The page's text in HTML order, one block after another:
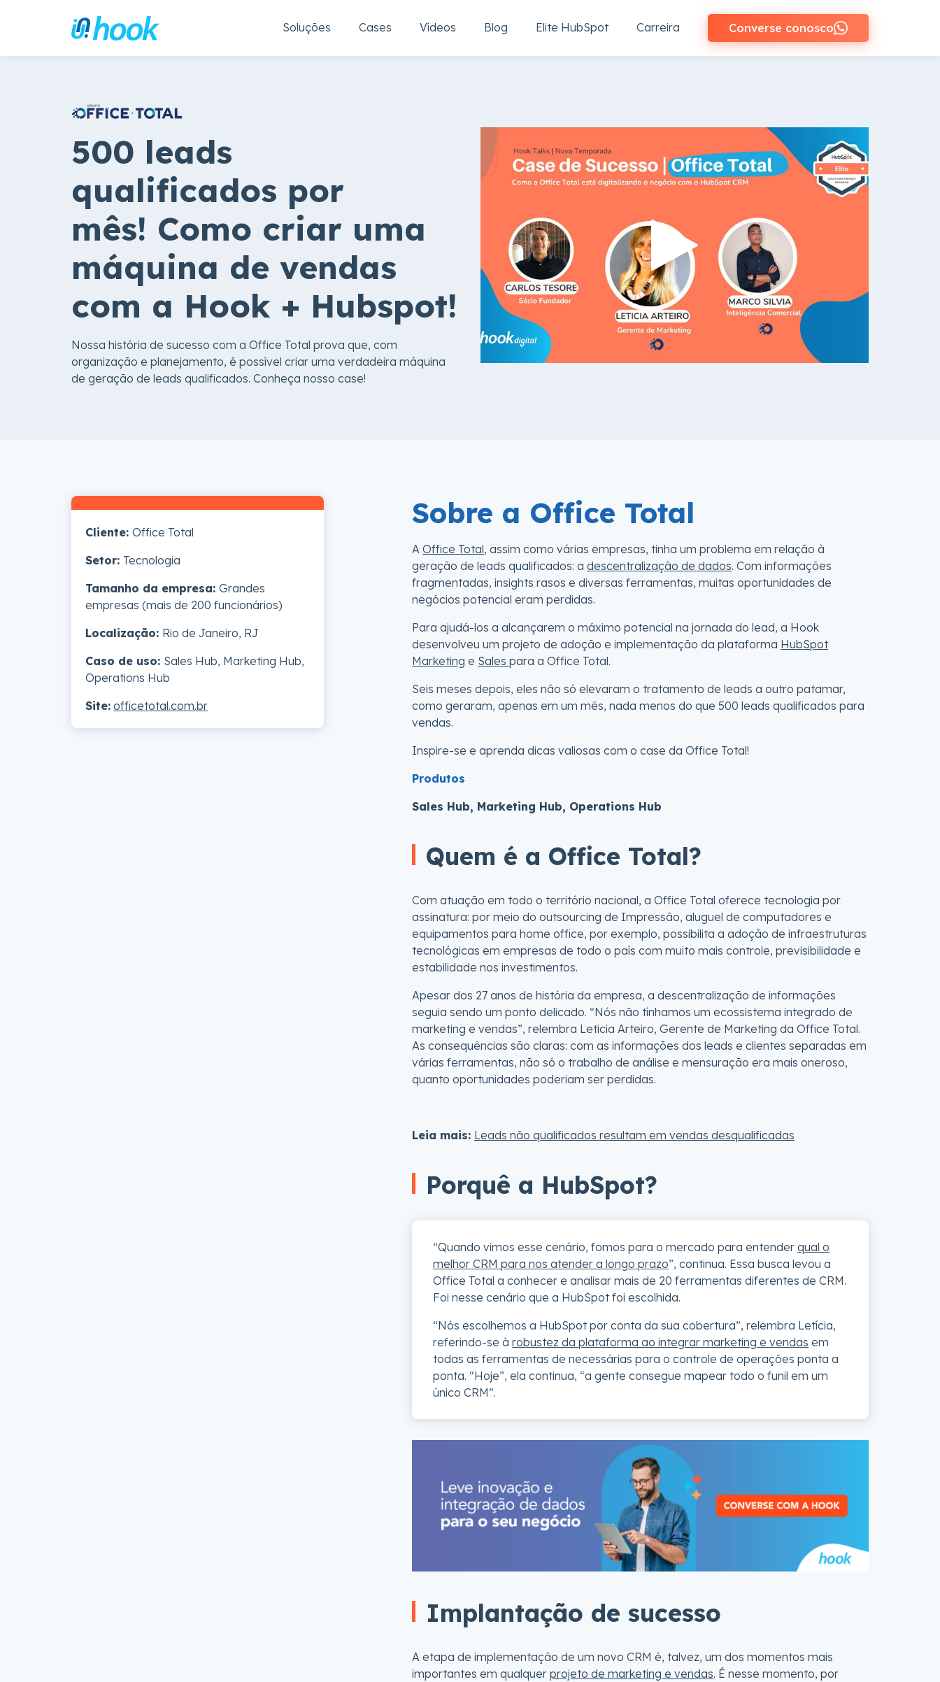
Soluções Cases Vídeos Blog Elite HubSpot Carreira Converse conosco
500 leads
qualificados por
mês! Como criar uma
máquina de vendas
com a Hook + Hubspot!
Nossa história de sucesso com a Office Total prova que, com
organização e planejamento, é possível criar uma verdadeira máquina
de geração de leads qualificados. Conheça nosso case!
Cliente: Office Total
Setor: Tecnologia
Tamanho da empresa: Grandes
empresas (mais de 200 funcionários)
Localização: Rio de Janeiro, RJ
Caso de uso: Sales Hub, Marketing Hub,
Operations Hub
Site: officetotal.com.br
Sobre a Office Total
AOffice Total, assim como várias empresas, tinha um problema em relação à
geração de leads qualificados: adescentralização de dados. Com informações
fragmentadas, insights rasos e diversas ferramentas, muitas oportunidades de
negócios potencial eram perdidas.
Para ajudá-los a alcançarem o máximo potencial na jornada do lead, a Hook
desenvolveu um projeto de adoção e implementação da plataforma HubSpot
Marketing e Salespara a Office Total.
Seis meses depois, eles não só elevaram o tratamento de leads a outro patamar,
como geraram, apenas em um mês, nada menos do que 500 leads qualificados para
vendas.
Inspire-se e aprenda dicas valiosas com o case da Office Total!
Produtos
Sales Hub, Marketing Hub, Operations Hub
Quem é a Office Total?
Com atuação em todo o território nacional, a Office Total oferece tecnologia por
assinatura: por meio do outsourcing de Impressão, aluguel de computadores e
equipamentos para home office, por exemplo, possibilita a adoção de infraestruturas
tecnológicas em empresas de todo o país com muito mais controle, previsibilidade e
estabilidade nos investimentos.
Apesar dos 27 anos de história da empresa, a descentralização de informações
seguia sendo um ponto delicado. “Nós não tínhamos um ecossistema integrado de
marketing e vendas”, relembra Leticia Arteiro, Gerente de Marketing da Office Total.
As consequências são claras: com as informações dos leads e clientes separadas em
várias ferramentas, não só o trabalho de análise e mensuração era mais oneroso,
quanto oportunidades poderiam ser perdidas.
Leia mais: Leads não qualificados resultam em vendas desqualificadas
Porquê a HubSpot?
“Quando vimos esse cenário, fomos para o mercado para entenderqual o
melhor CRM para nos atender a longo prazo”, continua. Essa busca levou a
Office Total a conhecer e analisar mais de 20 ferramentas diferentes de CRM.
Foi nesse cenário que a HubSpot foi escolhida.
“Nós escolhemos a HubSpot por conta da sua cobertura”, relembra Letícia,
referindo-se àrobustez da plataforma ao integrar marketing e vendas em
todas as ferramentas de necessárias para o controle de operações ponta a
ponta. “Hoje”, ela continua, “a gente consegue mapear todo o funil em um
único CRM”.
Implantação de sucesso
A etapa de implementação de um novo CRM é, talvez, um dos momentos mais
importantes em qualquerprojeto de marketing e vendas. É nesse momento, por